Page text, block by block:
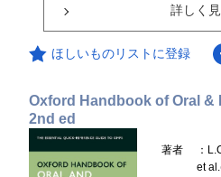
詳しく
ほしいものリストに登録
Oxford Handbook of Oral &
2nd ed
著者
：
et